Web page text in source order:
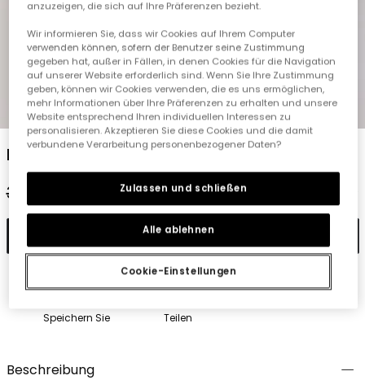
1 2 3 4 5
Kleid aus Karo-Popeline
35,95 €
17,95 € 14,35 €
In den Warenkorb
Speichern Sie Teilen
Beschreibung
anzuzeigen, die sich auf Ihre Präferenzen bezieht.
Wir informieren Sie, dass wir Cookies auf Ihrem Computer
verwenden können, sofern der Benutzer seine Zustimmung
gegeben hat, außer in Fällen, in denen Cookies für die Navigation
auf unserer Website erforderlich sind. Wenn Sie Ihre Zustimmung
geben, können wir Cookies verwenden, die es uns ermöglichen,
mehr Informationen über Ihre Präferenzen zu erhalten und unsere
Website entsprechend Ihren individuellen Interessen zu
personalisieren. Akzeptieren Sie diese Cookies und die damit
verbundene Verarbeitung personenbezogener Daten?
Cookie-Einstellungen
Alle ablehnen
Zulassen und schließen